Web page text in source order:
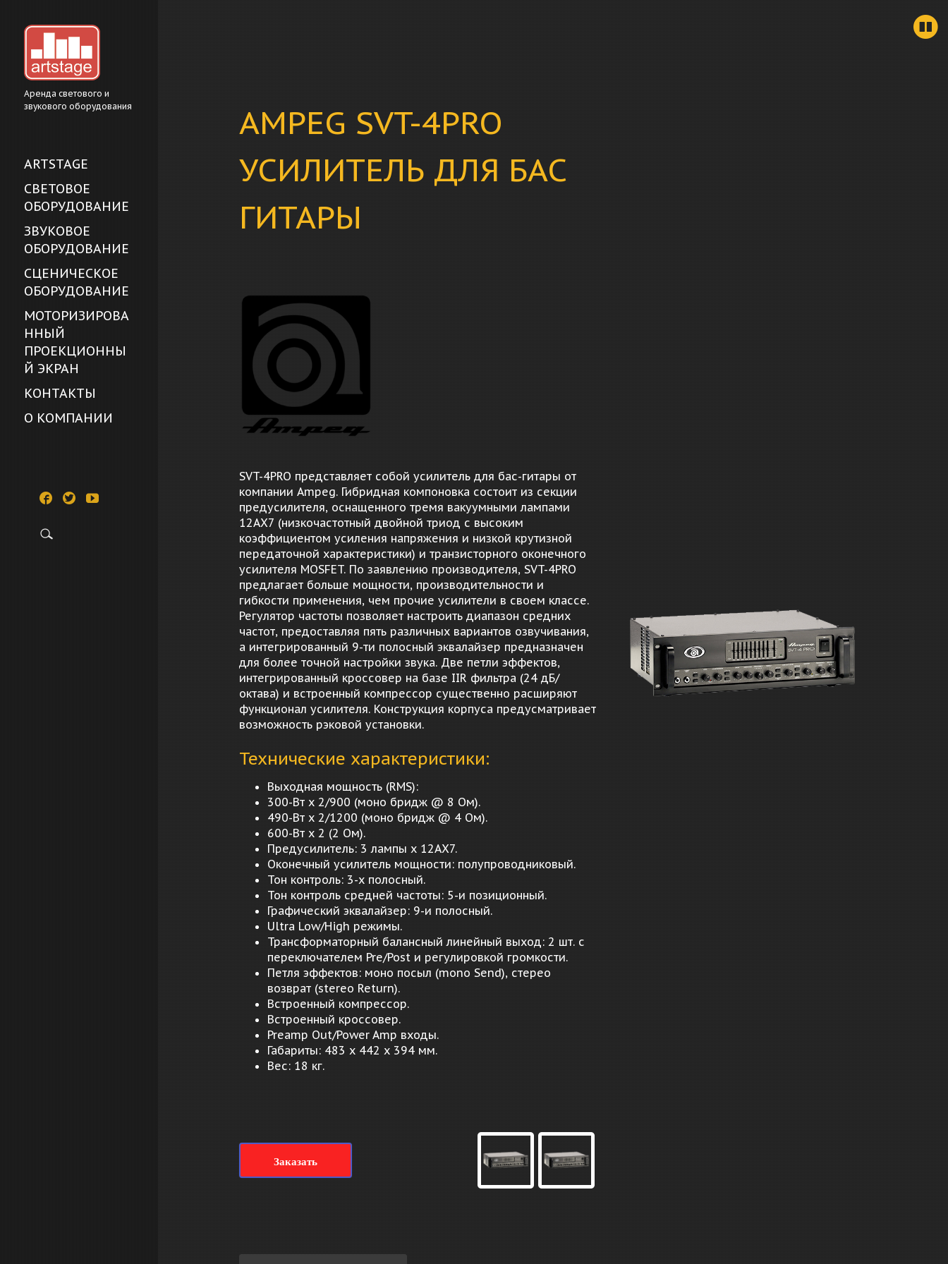
Аренда светового и
звукового оборудования
ARTSTAGE
СВЕТОВОЕ
ОБОРУДОВАНИЕ
ЗВУКОВОЕ
ОБОРУДОВАНИЕ
СЦЕНИЧЕСКОЕ
ОБОРУДОВАНИЕ
МОТОРИЗИРОВА
ННЫЙ
ПРОЕКЦИОННЫ
Й ЭКРАН
КОНТАКТЫ
О КОМПАНИИ
AMPEG SVT-4PRO
УСИЛИТЕЛЬ ДЛЯ БАС
ГИТАРЫ
SVT-4PRO представляет собой усилитель для бас-гитары от
компании Ampeg. Гибридная компоновка состоит из секции
предусилителя, оснащенного тремя вакуумными лампами
12AX7 (низкочастотный двойной триод с высоким
коэффициентом усиления напряжения и низкой крутизной
передаточной характеристики) и транзисторного оконечного
усилителя MOSFET. По заявлению производителя, SVT-4PRO
предлагает больше мощности, производительности и
гибкости применения, чем прочие усилители в своем классе.
Регулятор частоты позволяет настроить диапазон средних
частот, предоставляя пять различных вариантов озвучивания,
а интегрированный 9-ти полосный эквалайзер предназначен
для более точной настройки звука. Две петли эффектов,
интегрированный кроссовер на базе IIR фильтра (24 дБ/
октава) и встроенный компрессор существенно расширяют
функционал усилителя. Конструкция корпуса предусматривает
возможность рэковой установки.
Технические характеристики:
Выходная мощность (RMS):
300-Вт x 2/900 (моно бридж @ 8 Ом).
490-Вт x 2/1200 (моно бридж @ 4 Ом).
600-Вт x 2 (2 Ом).
Предусилитель: 3 лампы x 12AX7.
Оконечный усилитель мощности: полупроводниковый.
Тон контроль: 3-х полосный.
Тон контроль средней частоты: 5-и позиционный.
Графический эквалайзер: 9-и полосный.
Ultra Low/High режимы.
Трансформаторный балансный линейный выход: 2 шт. с
переключателем Pre/Post и регулировкой громкости.
Петля эффектов: моно посыл (mono Send), стерео
возврат (stereo Return).
Встроенный компрессор.
Встроенный кроссовер.
Preamp Out/Power Amp входы.
Габариты: 483 х 442 х 394 мм.
Вес: 18 кг.
Заказать